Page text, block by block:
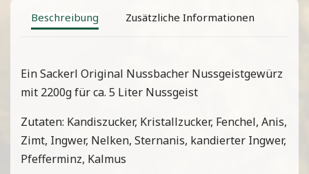
Beschreibung Zusätzliche Informationen
Ein Sackerl Original Nussbacher Nussgeistgewürz
mit 2200g für ca. 5 Liter Nussgeist
Zutaten: Kandiszucker, Kristallzucker, Fenchel, Anis,
Zimt, Ingwer, Nelken, Sternanis, kandierter Ingwer,
Pfefferminz, Kalmus